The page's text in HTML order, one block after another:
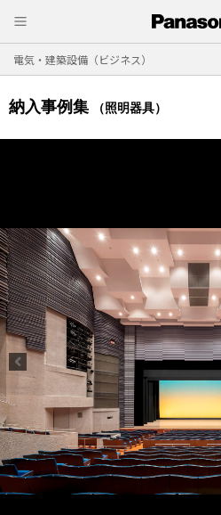
電気・建築設備（ビジネス）
納入事例集 （照明器具）